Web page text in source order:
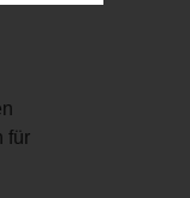
für